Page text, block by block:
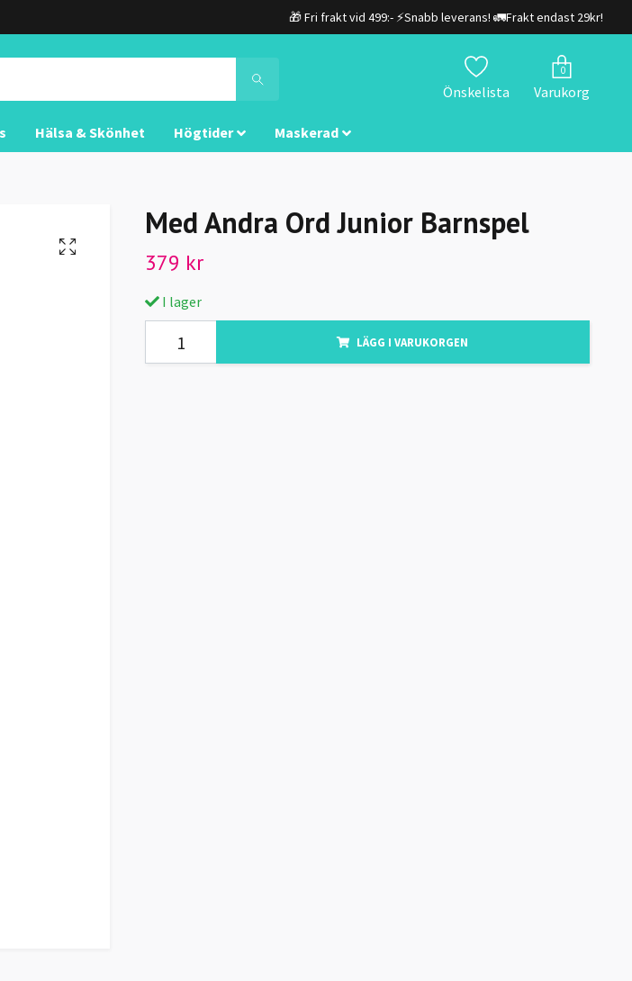
🎁 Fri frakt vid 499:- ⚡Snabb leverans! 🚛Frakt endast 29kr!
Önskelista
0
Varukorg
Hälsa & Skönhet Högtider Maskerad
Med Andra Ord Junior Barnspel
379 kr
I lager
LÄGG I VARUKORGEN